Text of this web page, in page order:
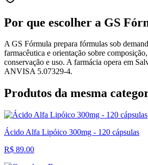
Por que escolher a GS
A GS Fórmula prepara fórmulas sob
farmacêutica e orientação sobre
conservação e uso. A farmácia opera em
ANVISA 5.07329-4.
Produtos da mesma
Ácido Alfa Lipóico 300mg - 120 cápsulas
R$ 89.00